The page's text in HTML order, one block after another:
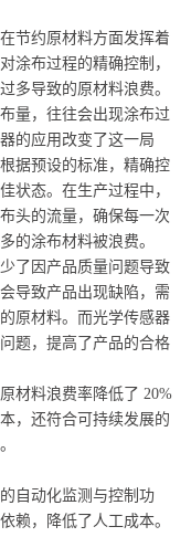
节约原材料方面发挥着
涂布过程的精确控制，
多导致的原材料浪费。
量，往往会出现涂布过
的应用改变了这一局
据预设的标准，精确控
状态。在生产过程中，
头的流量，确保每一次
的涂布材料被浪费。
了因产品质量问题导致
导致产品出现缺陷，需
原材料。而光学传感器
题，提高了产品的合格
材料浪费率降低了 20%
，还符合可持续发展的
自动化监测与控制功
赖，降低了人工成本。